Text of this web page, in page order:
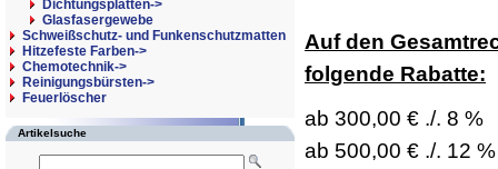
Dichtungsplatten->
Glasfasergewebe
Schweißschutz- und Funkenschutzmatten
Hitzefeste Farben->
Chemotechnik->
Reinigungsbürsten->
Feuerlöscher
Artikelsuche
Auf den
folgende Rabatte:
ab 300,00 € ./. 8 %
ab 500,00 € ./. 12 %